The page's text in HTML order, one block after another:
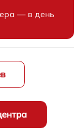
— в день